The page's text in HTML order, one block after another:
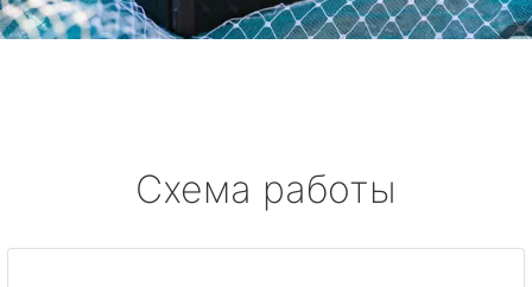
Схема работы